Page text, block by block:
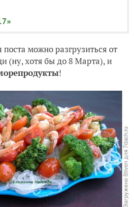
можно разгрузиться от
(ну, хотя бы до 8 Марта), и
!